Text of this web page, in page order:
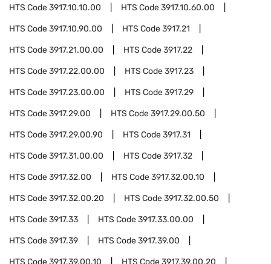
HTS Code3917.10.10.00 HTS Code3917.10.60.00
HTS Code3917.10.90.00 HTS Code3917.21
HTS Code3917.21.00.00 HTS Code3917.22
HTS Code3917.22.00.00 HTS Code3917.23
HTS Code3917.23.00.00 HTS Code3917.29
HTS Code3917.29.00 HTS Code3917.29.00.50
HTS Code3917.29.00.90 HTS Code3917.31
HTS Code3917.31.00.00 HTS Code3917.32
HTS Code3917.32.00 HTS Code3917.32.00.10
HTS Code3917.32.00.20 HTS Code3917.32.00.50
HTS Code3917.33 HTS Code3917.33.00.00
HTS Code3917.39 HTS Code3917.39.00
HTS Code3917.39.00.10 HTS Code3917.39.00.20